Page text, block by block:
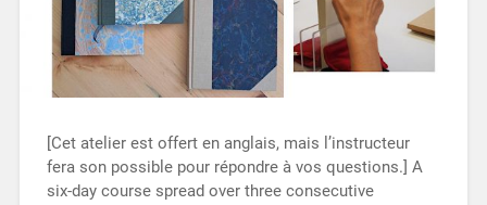
[Cet atelier est offert en anglais, mais l’instructeur
fera son possible pour répondre à vos questions.] A
six-day course spread over three consecutive